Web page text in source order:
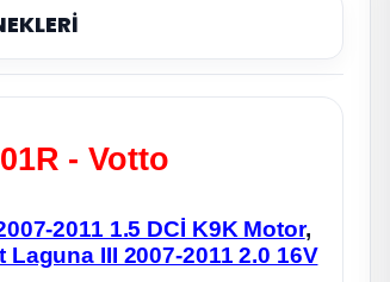
- Votto
2011 1.5 DCİ K9K Motor,
Laguna III 2007-2011 2.0 16V